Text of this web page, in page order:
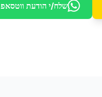
שלח/י הודעת ווטסאפ